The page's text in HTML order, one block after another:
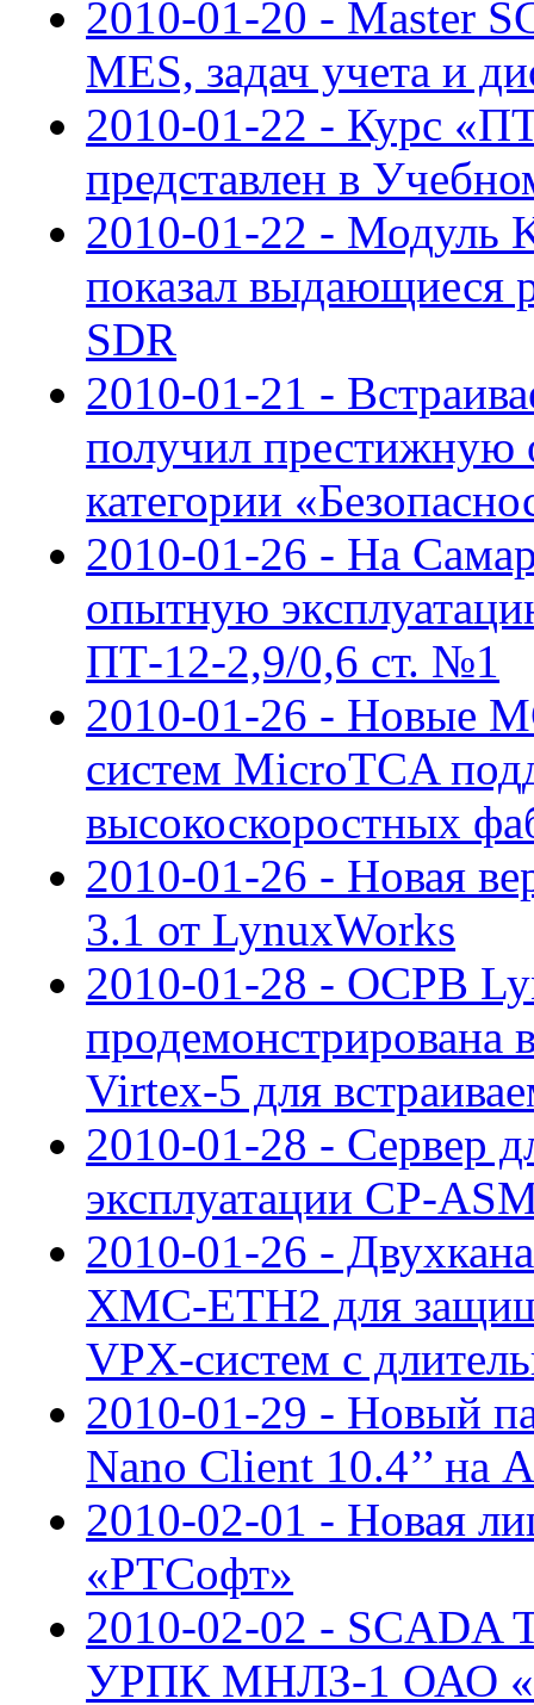
2010-01-20 - Master
MES, задач учета и
2010-01-22 - Курс
представлен в
2010-01-22 - Модуль
показал выдающиеся
SDR
2010-01-21 -
получил престижную
категории
2010-01-26 - На
опытную
ПТ-12-2,9/0,6 ст. №1
2010-01-26 - Новые
систем MicroTCA
высокоскоростных
2010-01-26 - Новая
3.1 от LynuxWorks
2010-01-28 - ОСРВ
продемонстрирована
Virtex-5 для
2010-01-28 - Сервер
эксплуатации CP-
2010-01-26 -
XMC-ETH2 для
VPX-систем с
2010-01-29 - Новый
Nano Client 10.4’’ на
2010-02-01 - Новая
«РТСофт»
2010-02-02 -
УРПК МНЛЗ-1 ОАО